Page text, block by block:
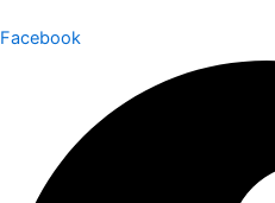
Facebook